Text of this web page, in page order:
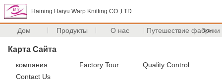
Haining Haiyu Warp Knitting CO.,LTD
Дом Продукты О нас Путешествие фабрики
>>
Карта Сайта
компания Factory Tour
Quality Control
Contact Us